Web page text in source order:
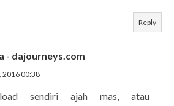
Reply
- dajourneys.com
2016 00:38
sendiri ajah mas, atau